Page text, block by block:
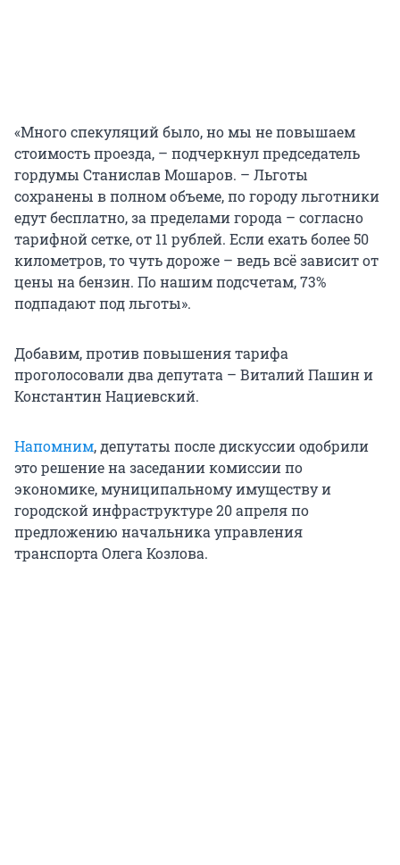
«Много спекуляций было, но мы не повышаем
стоимость проезда, – подчеркнул председатель
гордумы Станислав Мошаров. – Льготы
сохранены в полном объеме, по городу льготники
едут бесплатно, за пределами города – согласно
тарифной сетке, от 11 рублей. Если ехать более 50
километров, то чуть дороже – ведь всё зависит от
цены на бензин. По нашим подсчетам, 73%
подпадают под льготы».
Добавим, против повышения тарифа
проголосовали два депутата – Виталий Пашин и
Константин Нациевский.
Напомним, депутаты после дискуссии одобрили
это решение на заседании комиссии по
экономике, муниципальному имуществу и
городской инфраструктуре 20 апреля по
предложению начальника управления
транспорта Олега Козлова.